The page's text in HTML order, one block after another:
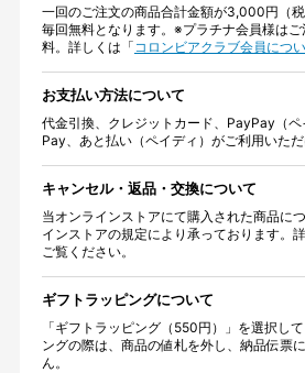
一回のご注文の商品合計金額が3,000円（
毎回無料となります。※プラチナ会員様は
料。詳しくは「コロンビアクラブ会員につ
お支払い方法について
代金引換、クレジットカード、PayPay（
Pay、あと払い（ペイディ）がご利用いただ
キャンセル・返品・交換について
当オンラインストアにて購入された商品に
インストアの規定により承っております。
ご覧ください。
ギフトラッピングについて
「ギフトラッピング（550円）」を選択し
ングの際は、商品の値札を外し、納品伝票
ん。